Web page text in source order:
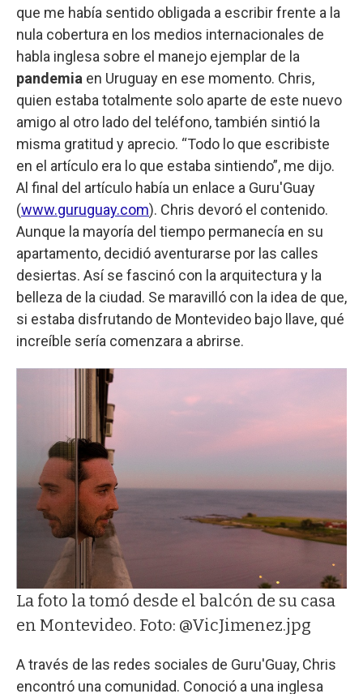
que me había sentido obligada a escribir frente a la
nula cobertura en los medios internacionales de
habla inglesa sobre el manejo ejemplar de la
pandemia en Uruguay en ese momento. Chris,
quien estaba totalmente solo aparte de este nuevo
amigo al otro lado del teléfono, también sintió la
misma gratitud y aprecio. “Todo lo que escribiste
en el artículo era lo que estaba sintiendo”, me dijo.
Al final del artículo había un enlace a Guru'Guay
(www.guruguay.com). Chris devoró el contenido.
Aunque la mayoría del tiempo permanecía en su
apartamento, decidió aventurarse por las calles
desiertas. Así se fascinó con la arquitectura y la
belleza de la ciudad. Se maravilló con la idea de que,
si estaba disfrutando de Montevideo bajo llave, qué
increíble sería comenzara a abrirse.
La foto la tomó desde el balcón de su casa
en Montevideo. Foto: @VicJimenez.jpg
A través de las redes sociales de Guru'Guay, Chris
encontró una comunidad. Conoció a una inglesa